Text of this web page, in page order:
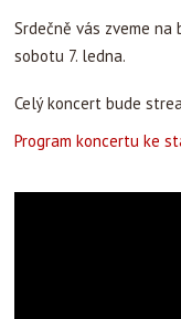
Srdečně vás zveme
sobotu 7. ledna.
Celý koncert bude
Program koncertu ke